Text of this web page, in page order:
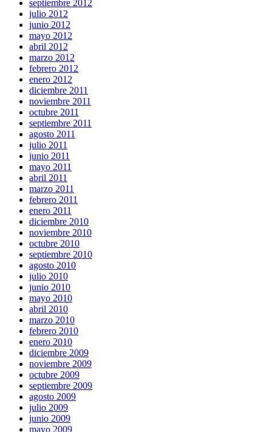
septiembre 2012
julio 2012
junio 2012
mayo 2012
abril 2012
marzo 2012
febrero 2012
enero 2012
diciembre 2011
noviembre 2011
octubre 2011
septiembre 2011
agosto 2011
julio 2011
junio 2011
mayo 2011
abril 2011
marzo 2011
febrero 2011
enero 2011
diciembre 2010
noviembre 2010
octubre 2010
septiembre 2010
agosto 2010
julio 2010
junio 2010
mayo 2010
abril 2010
marzo 2010
febrero 2010
enero 2010
diciembre 2009
noviembre 2009
octubre 2009
septiembre 2009
agosto 2009
julio 2009
junio 2009
mayo 2009